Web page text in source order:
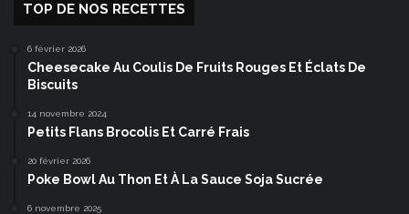
TOP DE NOS RECETTES
6 février 2026
Cheesecake Au Coulis De Fruits Rouges Et Éclats De
Biscuits
14 novembre 2024
Petits Flans Brocolis Et Carré Frais
20 février 2026
Poke Bowl Au Thon Et À La Sauce Soja Sucrée
6 novembre 2025